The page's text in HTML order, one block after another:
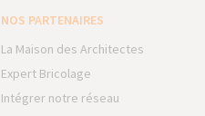
NOS PARTENAIRES
La Maison des Architectes
Expert Bricolage
Intégrer notre réseau